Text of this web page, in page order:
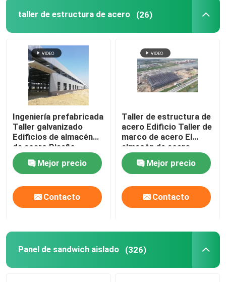
taller de estructura de acero (26)
Ingeniería prefabricada
Taller galvanizado
Edificios de almacén
de acero Diseño
Mejor precio
Contacto
Taller de estructura de
acero Edificio Taller de
marco de acero El
almacén de acero
Mejor precio
Contacto
Panel de sandwich aislado (326)